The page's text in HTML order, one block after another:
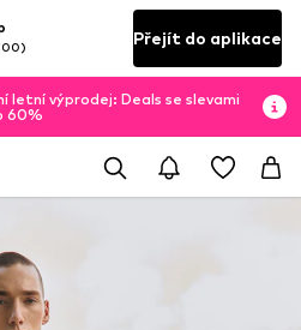
Přejít do aplikace
letní výprodej: Deals se slevami
60%